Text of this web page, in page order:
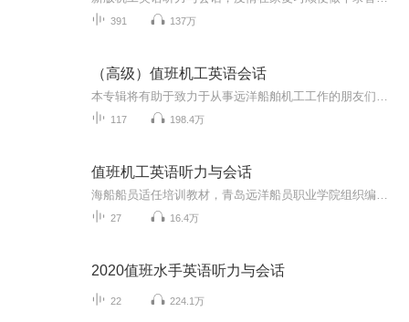
391 137万
（高级）值班机工英语会话
117 198.4万
值班机工英语听力与会话
27 16.4万
2020值班水手英语听力与会话
22 224.1万